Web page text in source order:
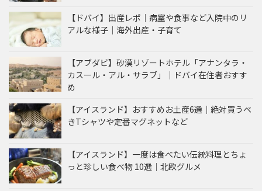
【ドバイ】出産レポ｜病室や食事など入院中のリ
アルな様子｜海外出産・子育て
【アブダビ】砂漠リゾートホテル「アナンタラ・
カスール・アル・サラブ」｜ドバイ在住者おすす
め
【アイスランド】おすすめお土産6選｜絶対買うべ
きTシャツや定番マグネットなど
【アイスランド】一度は食べたい伝統料理とちょ
っと珍しい食べ物 10選｜北欧グルメ